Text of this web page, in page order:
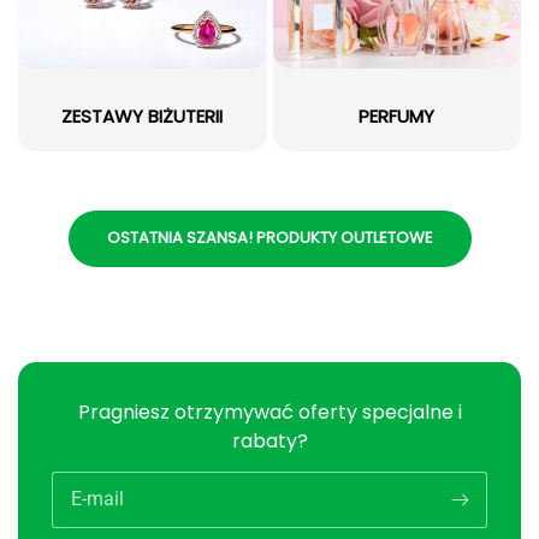
ZESTAWY BIŻUTERII PERFUMY
OSTATNIA SZANSA! PRODUKTY OUTLETOWE
Pragniesz otrzymywać oferty specjalne i
rabaty?
E-mail